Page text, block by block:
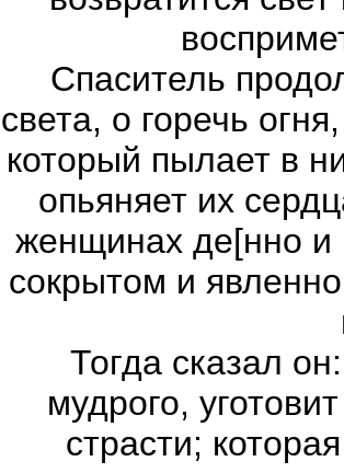
Спаситель
света, о горечь
который пылает в
опьяняет их
женщинах де[нно и
сокрытом и
Тогда сказал
мудрого,
страсти;